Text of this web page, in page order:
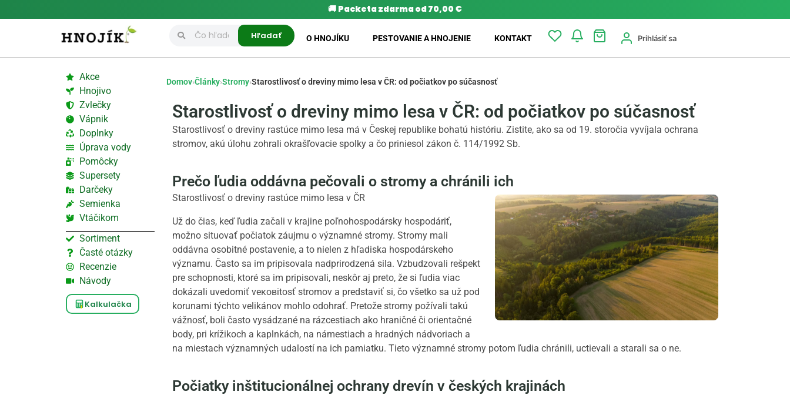
🚚 Packeta zdarma od 70,00 €
Hľadať O HNOJÍKU PESTOVANIE A HNOJENIE KONTAKT Prihlásiť sa
Akce
Hnojivo
Zvlečky
Vápnik
Doplnky
Úprava vody
Pomôcky
Supersety
Darčeky
Semienka
Vtáčikom
Sortiment
Časté otázky
Recenzie
Návody
Kalkulačka
Domov›Články›Stromy›Starostlivosť o dreviny mimo lesa v ČR: od počiatkov po súčasnosť
Starostlivosť o dreviny mimo lesa v ČR: od počiatkov po súčasnosť
Starostlivosť o dreviny rastúce mimo lesa má v Českej republike bohatú históriu. Zistite, ako sa od 19. storočia vyvíjala ochrana
stromov, akú úlohu zohrali okrašľovacie spolky a čo priniesol zákon č. 114/1992 Sb.
Prečo ľudia oddávna pečovali o stromy a chránili ich
Starostlivosť o dreviny rastúce mimo lesa v ČR
Už do čias, keď ľudia začali v krajine poľnohospodársky hospodáriť,
možno situovať počiatok záujmu o významné stromy. Stromy mali
oddávna osobitné postavenie, a to nielen z hľadiska hospodárskeho
významu. Často sa im pripisovala nadprirodzená sila. Vzbudzovali rešpekt
pre schopnosti, ktoré sa im pripisovali, neskôr aj preto, že si ľudia viac
dokázali uvedomiť vековitosť stromov a predstaviť si, čo všetko sa už pod
korunami týchto velikánov mohlo odohrať. Pretože stromy požívali takú
vážnosť, boli často vysádzané na rázcestiach ako hraničné či orientačné
body, pri krížikoch a kaplnkách, na námestiach a hradných nádvoriach a
na miestach významných udalostí na ich pamiatku. Tieto významné stromy potom ľudia chránili, uctievali a starali sa o ne.
Počiatky inštitucionálnej ochrany drevín v českých krajinách